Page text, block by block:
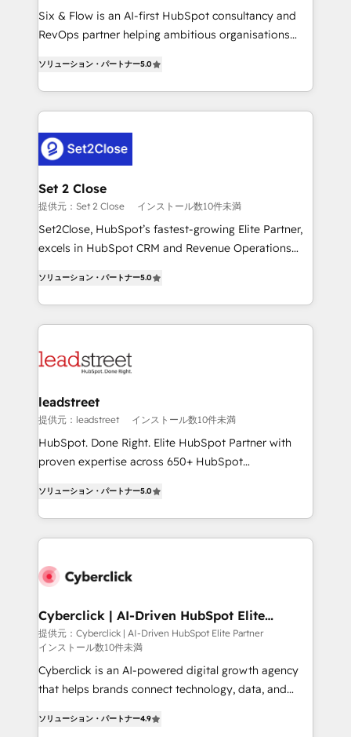
reconocimiento del ecosistema. Elite Solutions
Partner, el nivel más alto. +700 clientes
Hospital ABC, Hogares Unión, Yves Rocher,
MacStore, Café Britt, Bella Piel, confiaron en
respuestas para empezar. Te ayudamos a identificar
el primer caso de uso que más impacto te dará.
días.
Six & Flow is an AI-first HubSpot consultancy and
RevOps partner helping ambitious organisations
Operating across the UK, Netherlands, Ireland, and
Canada, we’ve delivered thousands of successful
HubSpot projects for mid-market and enterprise
combine HubSpot, data, and AI to design connected
go-to-market systems that align people, process,
and technology for predictable, scalable revenue
growth. Our expertise spans RevOps, CRM and data
architecture, AI enablement, and strategic marketing,
delivered through our proprietary FLAIR framework
Partner and ISO 27001:2022 certified consultancy,
we blend strategy, creativity, and technology to help
ソリューション・パートナー5.0
Set 2 Close
提供元：Set 2 Close インストール数10件未満
Set2Close, HubSpot’s fastest-growing Elite Partner,
excels in HubSpot CRM and Revenue Operations
As a top HubSpot Elite Partner, we specialize in
custom HubSpot CRM solutions. Our experts design,
implement, and optimize systems to enhance user
marketing, and service teams. From setup to
management, and speed up deal closures. With 500+
projects completed, our Agile approach ensures your
HubSpot CRM drives measurable results. Our
RevOps services align your sales, marketing, and
optimize the revenue lifecycle—lead generation to
retention—by refining processes and eliminating
maximize profitability and adapt to your goals.
ソリューション・パートナー5.0
leadstreet
提供元：leadstreet インストール数10件未満
HubSpot. Done Right. Elite HubSpot Partner with
proven expertise across 650+ HubSpot
experience, we help you use the HubSpot platform
to its fullest capacity, improve your current HubSpot
website, or build your new one.
ソリューション・パートナー5.0
Cyberclick | AI-Driven HubSpot Elite
Partner
提供元：Cyberclick | AI-Driven HubSpot Elite Partner
インストール数10件未満
Cyberclick is an AI-powered digital growth agency
that helps brands connect technology, data, and
Barcelona and operating across Spain, LATAM, and
ソリューション・パートナー4.9